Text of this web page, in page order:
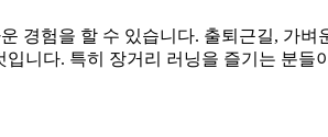
경험을 할 수 있습니다. 출퇴근길, 가
니다. 특히 장거리 러닝을 즐기는 분